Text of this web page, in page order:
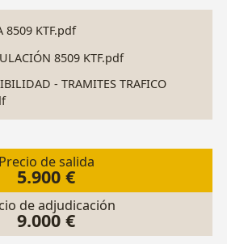
Sensor de lluvia.
Luces antinieblas
maletero con apertura y
Llantas 19". ITV hasta Marzo
8509 KTF. Nº Bastidor:
8509 KTF.pdf
8509 KTF.pdf
- TRAMITES TRAFICO
Precio de salida
5.900 €
de adjudicación
9.000 €